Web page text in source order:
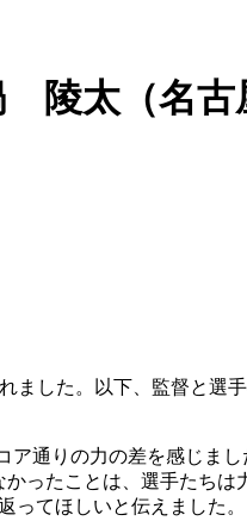
陵太（名
ました。以下、監督と選
通りの力の差を感じま
ったことは、選手たち
てほしいと伝えました